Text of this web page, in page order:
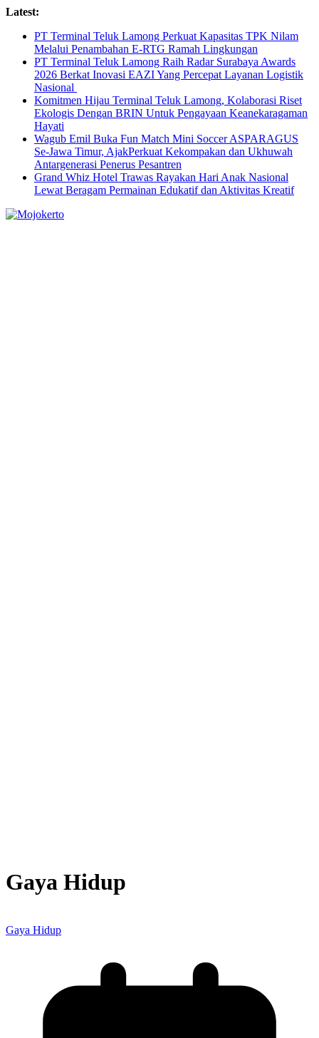
Skip
content
Latest:
PT Terminal Teluk Lamong Perkuat Kapasitas TPK Nilam
Melalui Penambahan E-RTG Ramah Lingkungan
PT Terminal Teluk Lamong Raih Radar Surabaya Awards
2026 Berkat Inovasi EAZI Yang Percepat Layanan Logistik
Nasional
Komitmen Hijau Terminal Teluk Lamong, Kolaborasi Riset
Ekologis Dengan BRIN Untuk Pengayaan Keanekaragaman
Hayati
Wagub Emil Buka Fun Match Mini Soccer ASPARAGUS
Se-Jawa Timur, AjakPerkuat Kekompakan dan Ukhuwah
Antargenerasi Penerus Pesantren
Grand Whiz Hotel Trawas Rayakan Hari Anak Nasional
Lewat Beragam Permainan Edukatif dan Aktivitas Kreatif
Gaya Hidup
Gaya Hidup